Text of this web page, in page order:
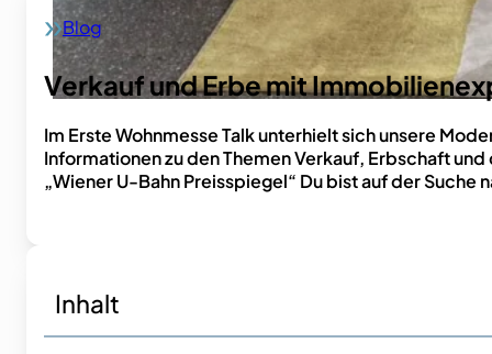
Home
Blog
Verkauf und Erbe mit
Im Erste Wohnmesse Talk unterhielt sich unsere
Informationen zu den Themen Verkauf, Erbschaft
„Wiener U-Bahn Preisspiegel“ Du bist auf der Suche
Inhalt